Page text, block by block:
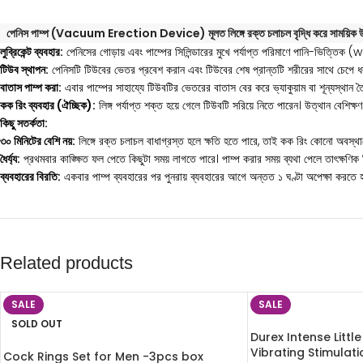
পেনিস পাম্প (Vacuum Erection Device) মূলত লিঙ্গে রক্ত চলাচল বৃদ্ধি করে সাময়িক
লুব্রিকেন্ট ব্যবহার: পেনিসের গোড়ায় এবং পাম্পের সিলিন্ডারের মুখে পর্যাপ্ত পরিমাণে পানি-
টিউব স্থাপন: পেনিসটি টিউবের ভেতর প্রবেশ করান এবং টিউবের শেষ প্রান্তটি শরীরের সাথে চেপে
বাতাস পাম্প করা: এবার পাম্পের সাহায্যে টিউবটির ভেতরের বাতাস বের করে ভ্যাকুয়াম বা
কক রিং ব্যবহার (ঐচ্ছিক): লিঙ্গ পর্যাপ্ত শক্ত হয়ে গেলে টিউবটি সরিয়ে নিতে পারেন। উত্থান
কিছু সতর্কতা:
৩০ মিনিটের বেশি নয়: লিঙ্গে রক্ত চলাচল বাধাগ্রস্ত হলে ক্ষতি হতে পারে, তাই কক রিং কোনো
ধৈর্য্য: প্রথমবার কাঙ্ক্ষিত ফল পেতে কিছুটা সময় লাগতে পারে। পাম্প করার সময় ব্যথা পেলে
ব্যবহারের বিরতি: একবার পাম্প ব্যবহারের পর পুনরায় ব্যবহারের আগে অন্তত ১ ঘণ্টা অপেক্ষা করতে
Related products
SALE
SOLD OUT
Cock Rings Set for Men -3pcs box
SALE
Durex Intense
Vibrating